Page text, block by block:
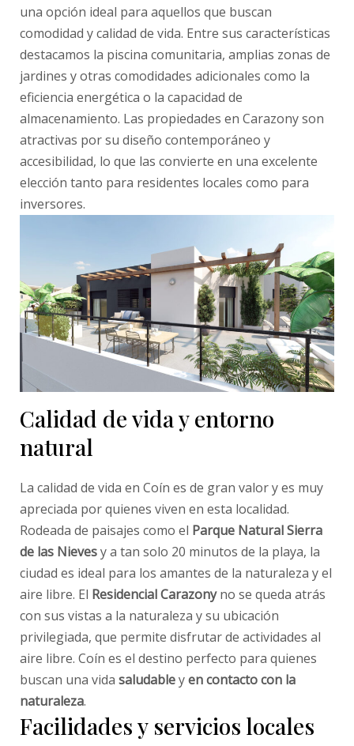
una opción ideal para aquellos que buscan
comodidad y calidad de vida. Entre sus características
destacamos la piscina comunitaria, amplias zonas de
jardines y otras comodidades adicionales como la
eficiencia energética o la capacidad de
almacenamiento. Las propiedades en Carazony son
atractivas por su diseño contemporáneo y
accesibilidad, lo que las convierte en una excelente
elección tanto para residentes locales como para
inversores.
Calidad de vida y entorno
natural
La calidad de vida en Coín es de gran valor y es muy
apreciada por quienes viven en esta localidad.
Rodeada de paisajes como el Parque Natural Sierra
de las Nievesy a tan solo 20 minutos de la playa, la
ciudad es ideal para los amantes de la naturaleza y el
aire libre. El Residencial Carazonyno se queda atrás
con sus vistas a la naturaleza y su ubicación
privilegiada, que permite disfrutar de actividades al
aire libre. Coín es el destino perfecto para quienes
buscan una vida saludableyen contacto con la
naturaleza.
Facilidades y servicios locales